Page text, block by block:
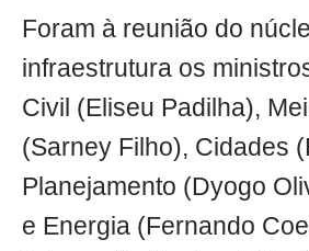
Foram à reunião do
infraestrutura os
Civil (Eliseu Padilha),
(Sarney Filho), Cidades
Planejamento (Dyogo
e Energia (Fernando